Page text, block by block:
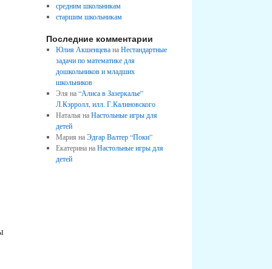
средним школьникам
старшим школьникам
Последние комментарии
Юлия АкшенцеванаНестандартные
задачи по математике для
дошкольников и младших
школьников
Эля на“Алиса в Зазеркалье”
Л.Кэрролл, илл. Г.Калиновского
Наталья наНастольные игры для
детей
Мария наЭдгар Валтер “Поки”
Екатерина наНастольные игры для
детей